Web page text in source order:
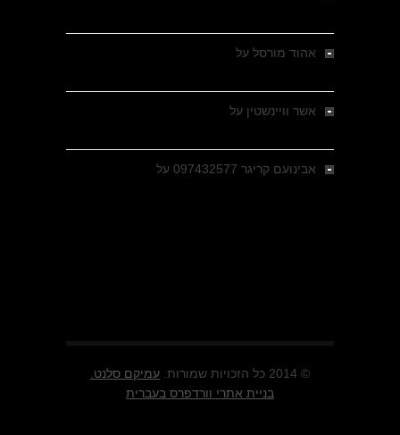
אהוד מורסל על
אשר וויינשטין על
אבינועם קריגר 097432577 על
© 2014 כל הזכויות שמורות.
עמיקם סלנט.
בניית אתרי וורדפרס בעברית